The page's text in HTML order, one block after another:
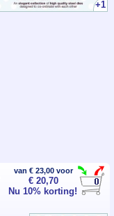
+1
van € 23,00 voor
€ 20,70
Nu 10% korting!